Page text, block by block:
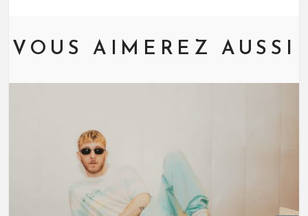
VOUS AIMEREZ AUSSI